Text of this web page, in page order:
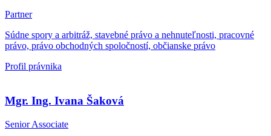
Partner
Súdne spory a arbitráž, stavebné právo a nehnuteľnosti, pracovné
právo, právo obchodných spoločností, občianske právo
Profil právnika
Mgr. Ing. Ivana Šaková
Senior Associate